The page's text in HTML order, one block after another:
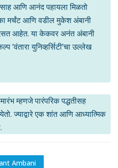
आणि आनंद पहायला मिळतो
मर्चंट आणि वडील मुकेश अंबानी
आहेत. या केकवर अनंत अंबानी
‘वंतारा युनिव्हर्सिटी’चा उल्लेख
म्हणजे पारंपरिक पद्धतीसह
ज्याद्वारे एक शांत आणि आध्यात्मिक
Ambani